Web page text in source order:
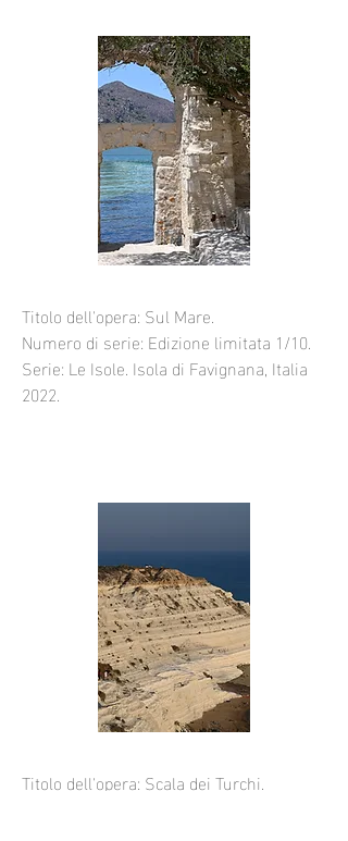
Titolo dell'opera: Sul Mare.
Numero di serie: Edizione limitata 1/10.
Serie: Le Isole. Isola di Favignana, Italia
2022.
Titolo dell'opera: Scala dei Turchi.